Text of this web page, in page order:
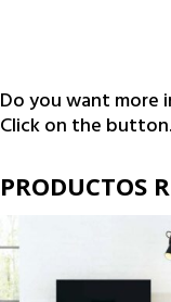
Do you want
Click on the button.
PRODUCTOS